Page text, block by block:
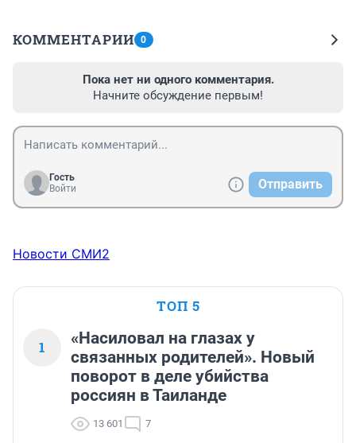
КОММЕНТАРИИ 0
Пока нет ни одного комментария.
Начните обсуждение первым!
Гость
Войти
Отправить
Новости СМИ2
ТОП 5
1
«Насиловал на глазах у
связанных родителей». Новый
поворот в деле убийства
россиян в Таиланде
13 601 7